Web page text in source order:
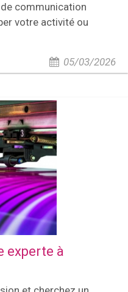
communication
votre activité ou
05/03/2026
experte à